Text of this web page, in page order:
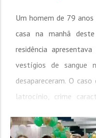
Um homem de 79
casa na manhã
residência
vestígios de
desapareceram. O
latrocínio, crime
para atender uma